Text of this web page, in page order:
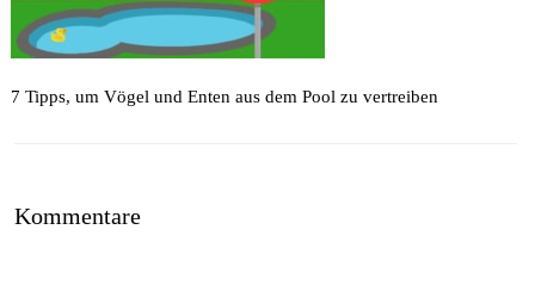
7 Tipps, um Vögel und Enten aus dem Pool zu vertreiben
Kommentare